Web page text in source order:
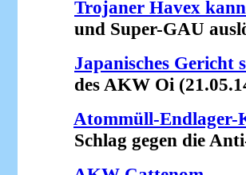
Trojaner Havex
und Super-GAU
Japanisches Gericht
des AKW Oi
Atommüll-Endlager-
Schlag gegen die